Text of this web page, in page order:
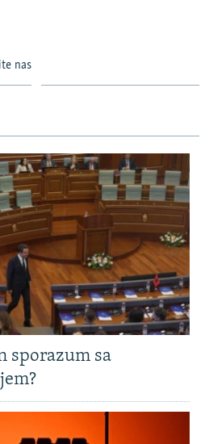
1080p
nas
sporazum sa